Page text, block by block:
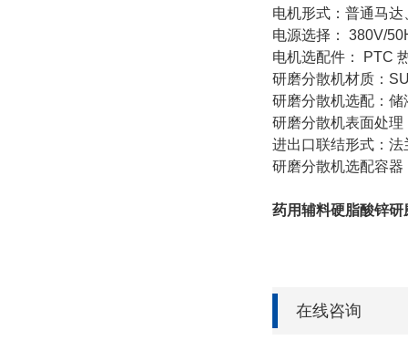
电机形式：普通马
电源选择：
380V/
电机选配件：
PTC
研磨分散机材质：
研磨分散机选配：
研磨分散机表面处
进出口联结形式：
研磨分散机选配容
药用辅料硬脂酸锌研
在线咨询